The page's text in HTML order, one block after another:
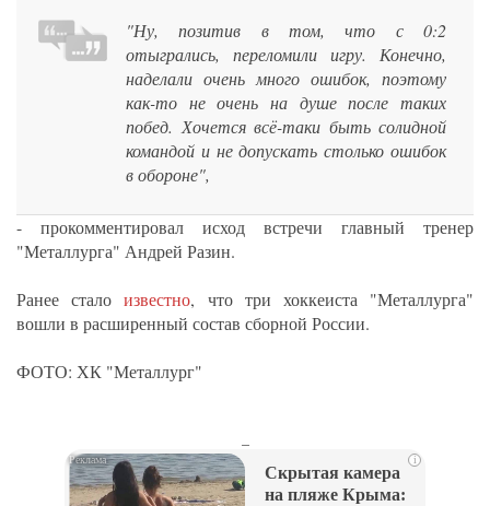
"Ну, позитив в том, что с 0:2
отыгрались, переломили игру. Конечно,
наделали очень много ошибок, поэтому
как-то не очень на душе после таких
побед. Хочется всё-таки быть солидной
командой и не допускать столько ошибок
в обороне",
- прокомментировал исход встречи главный тренер
"Металлурга" Андрей Разин.
Ранее сталоизвестно, что три хоккеиста "Металлурга"
вошли в расширенный состав сборной России.
ФОТО: ХК "Металлург"
i
Скрытая камера
на пляже Крыма: